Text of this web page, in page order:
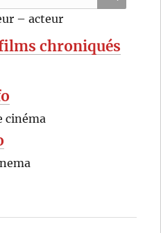
– acteur
chroniqués
cinéma